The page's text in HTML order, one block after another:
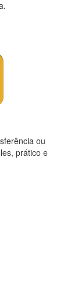
ou
prático e